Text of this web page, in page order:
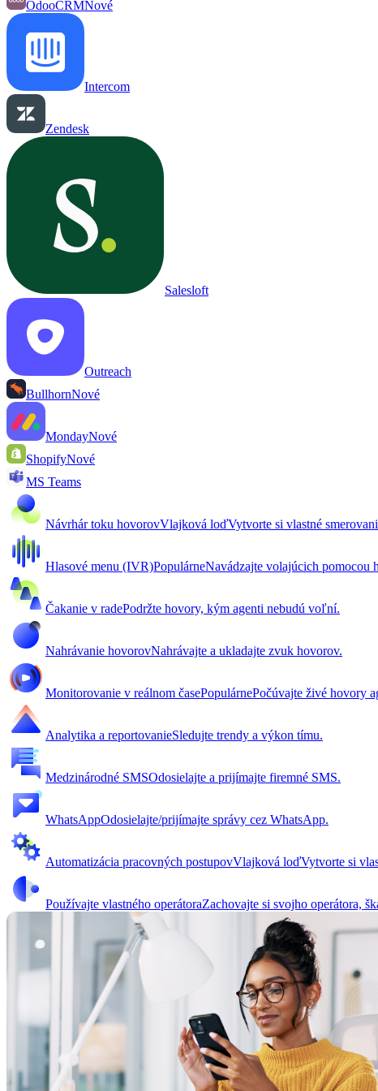
OdooCRMNové
Intercom
Zendesk
Salesloft
Outreach
BullhornNové
MondayNové
ShopifyNové
MS Teams
Návrhár toku hovorovVlajková loďVytvorte si vlastné
Hlasové menu (IVR)PopulárneNavádzajte volajúcich pomocou
Čakanie v radePodržte hovory, kým agenti nebudú voľní.
Nahrávanie hovorovNahrávajte a ukladajte zvuk hovorov.
Monitorovanie v reálnom časePopulárnePočúvajte živé hovory
Analytika a reportovanieSledujte trendy a výkon tímu.
Medzinárodné SMSOdosielajte a prijímajte firemné SMS.
WhatsAppOdosielajte/prijímajte správy cez WhatsApp.
Automatizácia pracovných postupovVlajková loďVytvorte si
Používajte vlastného operátoraZachovajte si svojho operátora,